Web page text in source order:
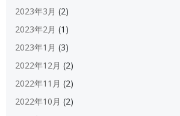
2023年3月 (2)
2023年2月 (1)
2023年1月 (3)
2022年12月 (2)
2022年11月 (2)
2022年10月 (2)